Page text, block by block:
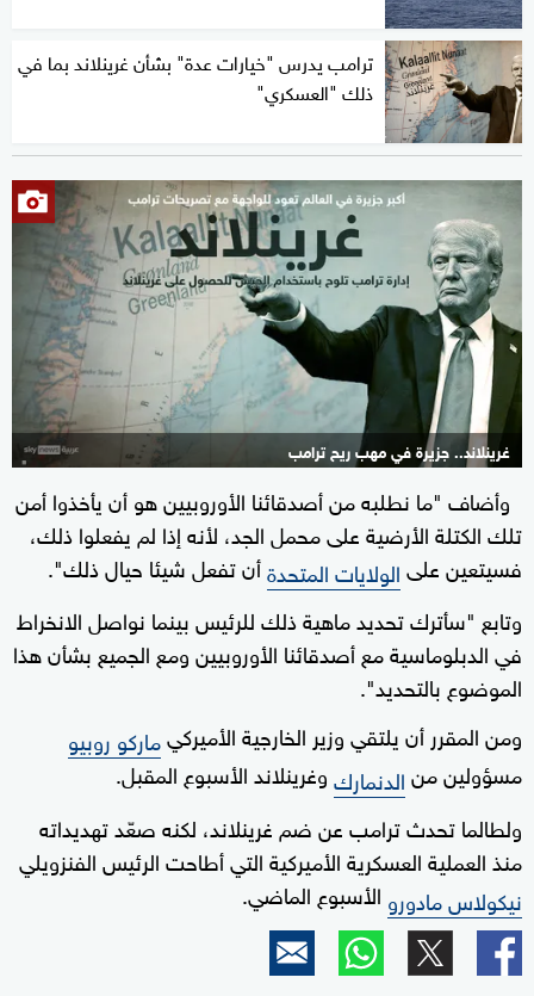
ترامب يدرس "خيارات عدة" بشأن غرينلاند بما في
ذلك "العسكري"
غرينلاند.. جزيرة في مهب ريح ترامب
وأضاف "ما نطلبه من أصدقائنا الأوروبيين هو أن يأخذوا أمن
تلك الكتلة الأرضية على محمل الجد، لأنه إذا لم يفعلوا ذلك،
فسيتعين علىالولايات المتحدةأن تفعل شيئا حيال ذلك".
وتابع "سأترك تحديد ماهية ذلك للرئيس بينما نواصل الانخراط
في الدبلوماسية مع أصدقائنا الأوروبيين ومع الجميع بشأن هذا
الموضوع بالتحديد".
ومن المقرر أن يلتقي وزير الخارجية الأميركيماركو روبيو
مسؤولين منالدنماركوغرينلاند الأسبوع المقبل.
ولطالما تحدث ترامب عن ضم غرينلاند، لكنه صعّد تهديداته
منذ العملية العسكرية الأميركية التي أطاحت الرئيس الفنزويلي
نيكولاس مادورو الأسبوع الماضي.